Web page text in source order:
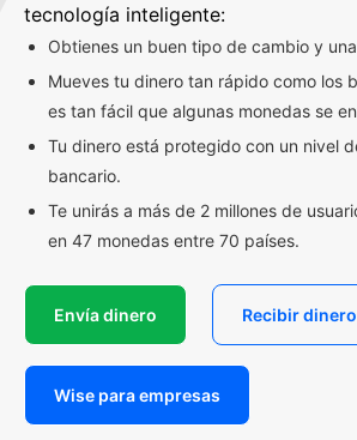
tecnología inteligente:
Obtienes un buen tipo de cambio y
Mueves tu dinero tan rápido como los
es tan fácil que algunas monedas se
Tu dinero está protegido con un nivel
bancario.
Te unirás a más de 2 millones de
en 47 monedas entre 70 países.
Envía dinero Recibir dinero
Wise para empresas